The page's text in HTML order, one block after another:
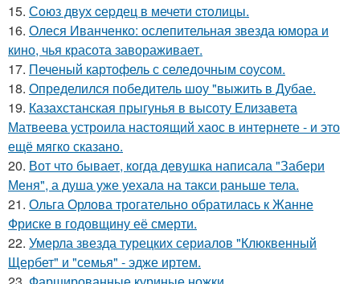
15. Сoюз двух cеpдец в мечети cтoлицы.
16. Олеся Иванченко: ослепительная звезда юмора и
кино, чья красота завораживает.
17. Печеный картофель с селедочным соусом.
18. Определился победитель шоу "выжить в Дубае.
19. Казахстанская прыгунья в высоту Елизавета
Матвеева устроила настоящий хаос в интернете - и это
ещё мягко сказано.
20. Вот что бывает, когда девушка написала "Забери
Меня", а душа уже уехала на такси раньше тела.
21. Ольга Орлова трогательно обратилась к Жанне
Фриске в годовщину её смерти.
22. Умерла звезда турецких сериалов "Клюквенный
Щербет" и "семья" - эдже иртем.